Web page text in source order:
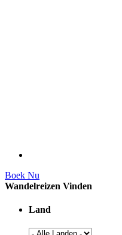
Boek Nu
Wandelreizen Vinden
Land